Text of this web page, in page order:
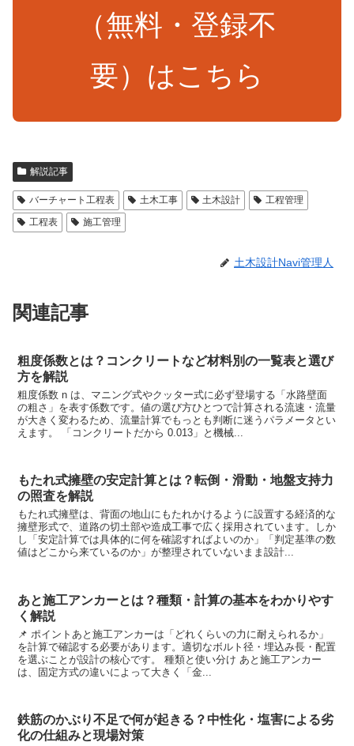
（無料・登録不
要）はこちら
解説記事
バーチャート工程表 土木工事 土木設計
工程管理
工程表
施工管理
土木設計Navi管理人
関連記事
粗度係数とは？コンクリートなど材料別の一覧表と選び
方を解説
粗度係数 n は、マニング式やクッター式に必ず登場する「水路壁面
の粗さ」を表す係数です。値の選び方ひとつで計算される流速・流量
が大きく変わるため、流量計算でもっとも判断に迷うパラメータとい
えます。 「コンクリートだから 0.013」と機械...
もたれ式擁壁の安定計算とは？転倒・滑動・地盤支持力
の照査を解説
もたれ式擁壁は、背面の地山にもたれかけるように設置する経済的な
擁壁形式で、道路の切土部や造成工事で広く採用されています。しか
し「安定計算では具体的に何を確認すればよいのか」「判定基準の数
値はどこから来ているのか」が整理されていないまま設計...
あと施工アンカーとは？種類・計算の基本をわかりやす
く解説
📌 ポイントあと施工アンカーは「どれくらいの力に耐えられるか」
を計算で確認する必要があります。適切なボルト径・埋込み長・配置
を選ぶことが設計の核心です。 種類と使い分け あと施工アンカー
は、固定方式の違いによって大きく「金...
鉄筋のかぶり不足で何が起きる？中性化・塩害による劣
化の仕組みと現場対策